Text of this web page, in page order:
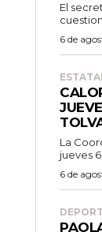
El
6 de
La
jueves
6 de